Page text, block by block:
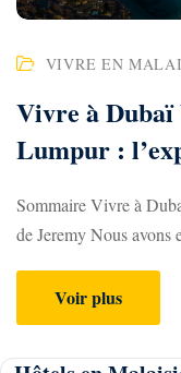
VIVRE EN
Vivre à
Lumpur :
Sommaire Vivre à
de Jeremy Nous avons
Voir plus